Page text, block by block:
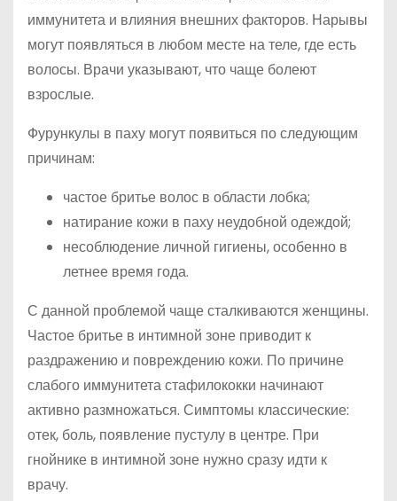
иммунитета и влияния внешних факторов. Нарывы
могут появляться в любом месте на теле, где есть
волосы. Врачи указывают, что чаще болеют
взрослые.
Фурункулы в паху могут появиться по следующим
причинам:
частое бритье волос в области лобка;
натирание кожи в паху неудобной одеждой;
несоблюдение личной гигиены, особенно в
летнее время года.
С данной проблемой чаще сталкиваются женщины.
Частое бритье в интимной зоне приводит к
раздражению и повреждению кожи. По причине
слабого иммунитета стафилококки начинают
активно размножаться. Симптомы классические:
отек, боль, появление пустулу в центре. При
гнойнике в интимной зоне нужно сразу идти к
врачу.